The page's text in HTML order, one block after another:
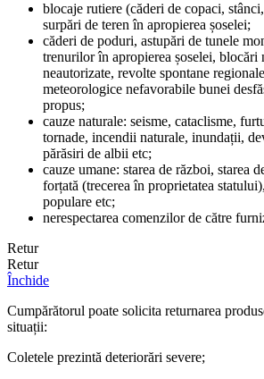
blocaje rutiere (căderi de copaci,
surpări de teren în apropierea șoselei;
căderi de poduri, astupări de tunele
trenurilor în apropierea șoselei, blocări
neautorizate, revolte spontane
meteorologice nefavorabile bunei
propus;
cauze naturale: seisme, cataclisme,
tornade, incendii naturale, inundații,
părăsiri de albii etc;
cauze umane: starea de război, starea
forțată (trecerea în proprietatea
populare etc;
nerespectarea comenzilor de către
Retur
Retur
Închide
Cumpărătorul poate solicita returnarea
situații:
Coletele prezintă deteriorări severe;